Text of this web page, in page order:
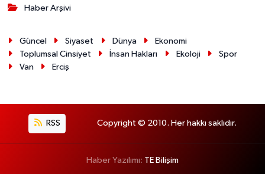
Haber Arşivi
Güncel Siyaset Dünya
Ekonomi
Toplumsal Cinsiyet
İnsan Hakları Ekoloji
Spor
Van
Erciş
RSS Copyright © 2010. Her hakkı saklıdır.
Haber Yazılımı: TE Bilişim